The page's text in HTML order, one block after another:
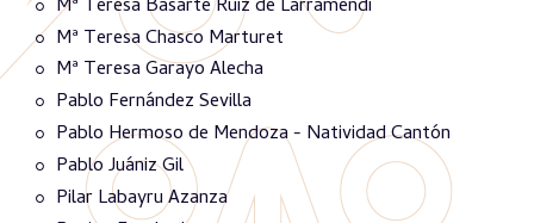
Mª Teresa Basarte Ruiz de Larramendi
Mª Teresa Chasco Marturet
Mª Teresa Garayo Alecha
Pablo Fernández Sevilla
Pablo Hermoso de Mendoza - Natividad Cantón
Pablo Juániz Gil
Pilar Labayru Azanza